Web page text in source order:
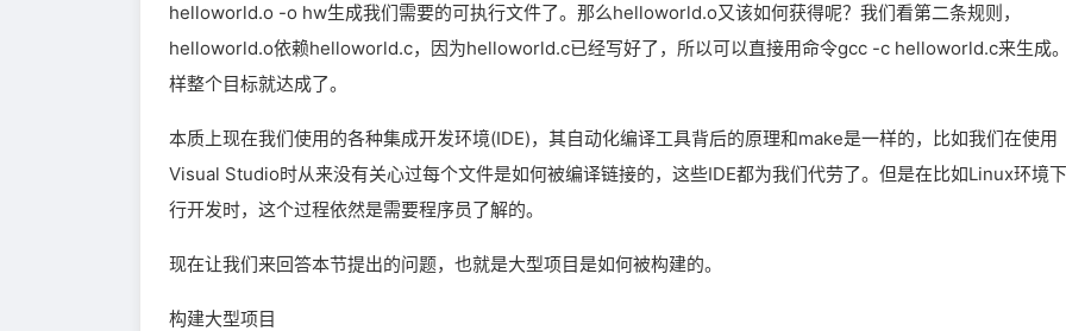
helloworld.o -o hw生成我们需要的可执行文件了。那么helloworld.o又该如何获得呢？我们看第二条规则，
helloworld.o依赖helloworld.c，因为helloworld.c已经写好了，所以可以直接用命令gcc -c helloworld.c来生成
样整个目标就达成了。
本质上现在我们使用的各种集成开发环境(IDE)，其自动化编译工具背后的原理和make是一样的，比如我们在使用
Visual Studio时从来没有关心过每个文件是如何被编译链接的，这些IDE都为我们代劳了。但是在比如Linux环境
行开发时，这个过程依然是需要程序员了解的。
现在让我们来回答本节提出的问题，也就是大型项目是如何被构建的。
构建大型项目